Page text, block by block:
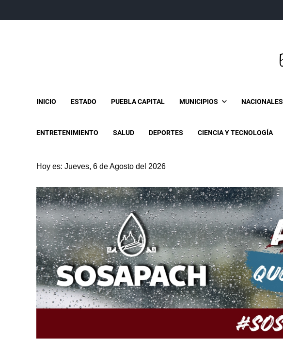
INICIO ESTADO PUEBLA CAPITAL MUNICIPIOS NACIONALES
ENTRETENIMIENTO SALUD DEPORTES CIENCIA Y TECNOLOGÍA
Hoy es: Jueves, 6 de Agosto del 2026